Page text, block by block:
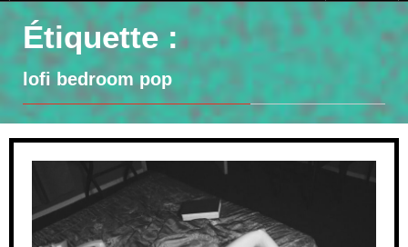
Étiquette :
lofi bedroom pop